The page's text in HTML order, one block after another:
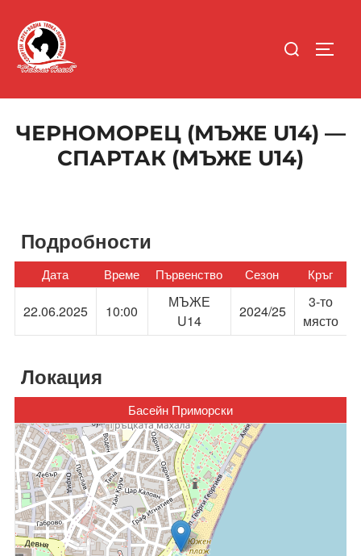
content
Search
for:
ЧЕРНОМОРЕЦ (МЪЖЕ U14) —
СПАРТАК (МЪЖЕ U14)
Подробности
Дата Време Първенство Сезон Кръг
22.06.2025 10:00
МЪЖЕ
U14
2024/25
3-то
място
Локация
Басейн Приморски